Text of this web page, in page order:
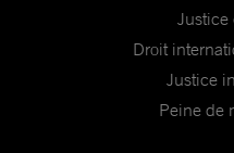
Droit
Justice
Peine de